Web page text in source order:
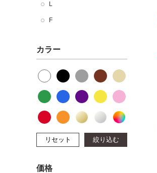
L
F
カラー
リセット 絞り込む
価格